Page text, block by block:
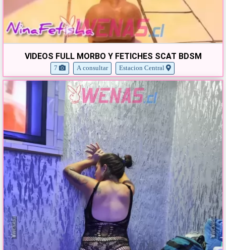
VIDEOS FULL MORBO Y FETICHES SCAT BDSM
7 A consultar Estacion Central